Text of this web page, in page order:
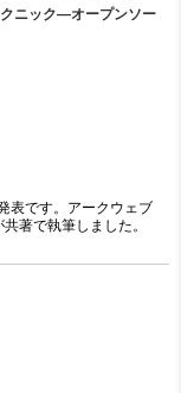
ニック―オープンソー
表です。アークウェブ
著で執筆しました。